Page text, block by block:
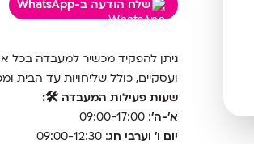
שלח הודעה ב-WhatsApp
ניתן להפקיד מכשיר למעבדה בכל
ועסקיים, כולל שליחויות עד הבית
שעות פעילות המעבדה 🛠️:
א'-ה': 09:00-17:00
יום ו' וערבי חג: 09:00-12:30